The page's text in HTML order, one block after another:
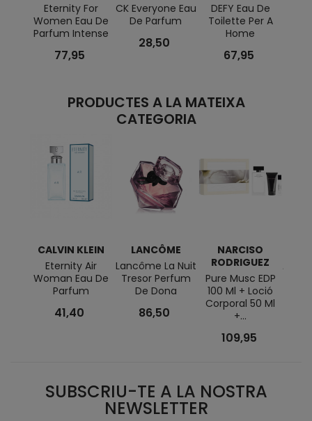
Eternity For
Women Eau De
Parfum Intense
77,95
CK Everyone Eau
De Parfum
28,50
DEFY Eau De
Toilette Per A
Home
67,95
PRODUCTES A LA MATEIXA
CATEGORIA
CALVIN KLEIN
Eternity Air
Woman Eau De
Parfum
41,40
LANCÔME
Lancôme La Nuit
Tresor Perfum
De Dona
86,50
NARCISO
RODRIGUEZ
Pure Musc EDP
100 Ml + Loció
Corporal 50 Ml
+...
109,95
SUBSCRIU-TE A LA NOSTRA
NEWSLETTER